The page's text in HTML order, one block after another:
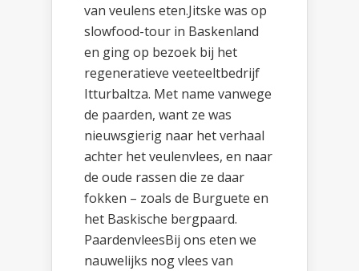
van veulens eten.Jitske was op
slowfood-tour in Baskenland
en ging op bezoek bij het
regeneratieve veeteeltbedrijf
Itturbaltza. Met name vanwege
de paarden, want ze was
nieuwsgierig naar het verhaal
achter het veulenvlees, en naar
de oude rassen die ze daar
fokken – zoals de Burguete en
het Baskische bergpaard.
PaardenvleesBij ons eten we
nauwelijks nog vlees van